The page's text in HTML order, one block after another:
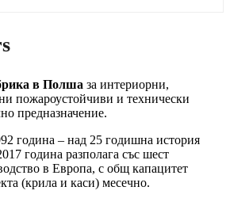
в Полша за интериорни,
пожароустойчиви и технически
предназначение.
година – над 25 годишна история
година разполага със шест
в Европа, с общ капацитет
(крила и каси) месечно.